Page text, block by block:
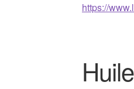
https://